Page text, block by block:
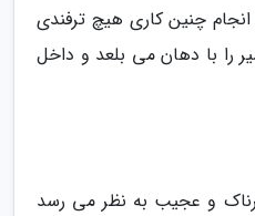
چنین کاری هیچ ترفندی
را با دهان می بلعد و داخل
و عجیب به نظر می رسد